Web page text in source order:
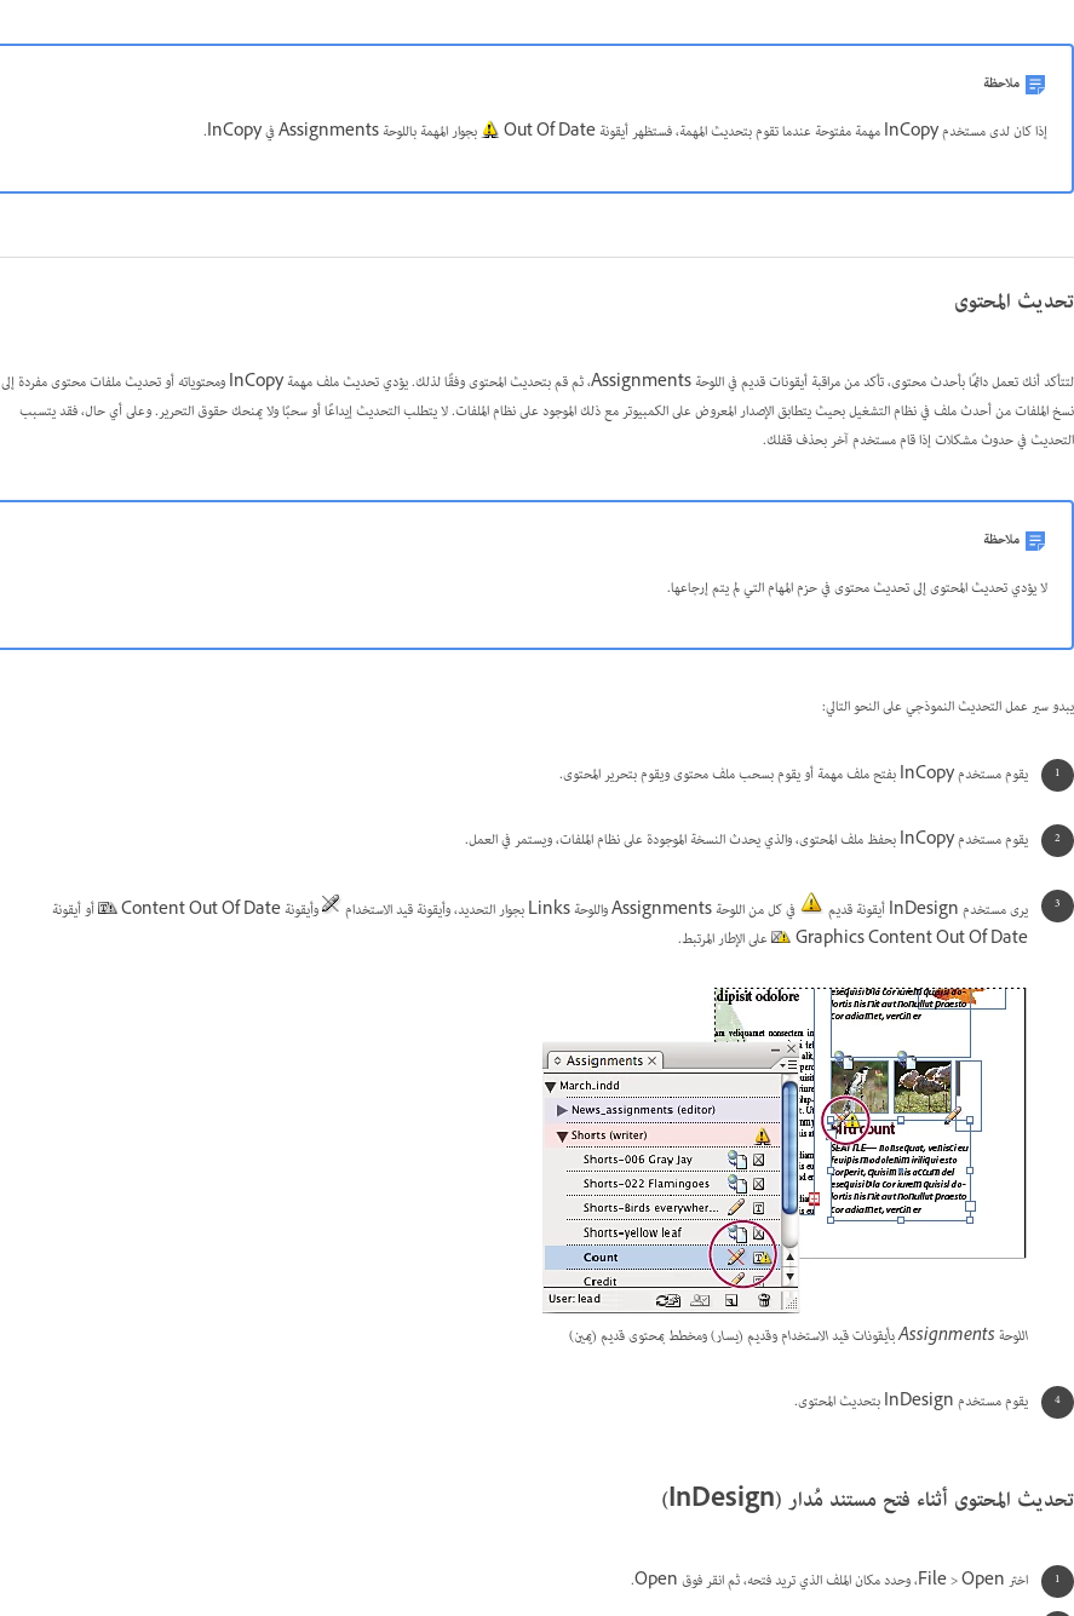
ملاحظة
إذا كان لدى مستخدم InCopy مهمة مفتوحة عندما تقوم بتحديث المهمة، فستظهر أيقونة Out Of Date
بجوار المهمة باللوحة Assignments في InCopy.
تحديث المحتوى
لتتأكد أنك تعمل دائمًا بأحدث محتوى، تأكد من مراقبة أيقونات قديم في اللوحة Assignments، ثم قم بتحديث المحتوى وفقًا لذلك. يؤدي تحديث ملف مهمة InCopy ومحتوياته أو تحديث ملفات محتوى مفردة إلى
نسخ الملفات من أحدث ملف في نظام التشغيل بحيث يتطابق الإصدار المعروض على الكمبيوتر مع ذلك الموجود على نظام الملفات. لا يتطلب التحديث إيداعًا أو سحبًا ولا يمنحك حقوق التحرير. وعلى أي حال، فقد يتسبب
التحديث في حدوث مشكلات إذا قام مستخدم آخر بحذف قفلك.
ملاحظة
لا يؤدي تحديث المحتوى إلى تحديث محتوى في حزم المهام التي لم يتم إرجاعها.
يبدو سير عمل التحديث النموذجي على النحو التالي:
يقوم مستخدم InCopy بفتح ملف مهمة أو يقوم بسحب ملف محتوى ويقوم بتحرير المحتوى.
يقوم مستخدم InCopy بحفظ ملف المحتوى، والذي يحدث النسخة الموجودة على نظام الملفات، ويستمر في العمل.
يرى مستخدم InDesign أيقونة قديم في كل من اللوحة Assignments واللوحة Links بجوار التحديد، وأيقونة قيد الاستخدام وأيقونة Content Out Of Date
أو أيقونة
Graphics Content Out Of Date
على الإطار المرتبط.
اللوحة Assignments بأيقونات قيد الاستخدام وقديم (يسار) ومخطط بمحتوى قديم (يمين)
يقوم مستخدم InDesign بتحديث المحتوى.
تحديث المحتوى أثناء فتح مستند مُدار (InDesign)
اختر File > Open، وحدد مكان الملف الذي تريد فتحه، ثم انقر فوق Open.